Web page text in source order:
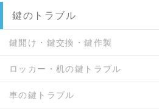
鍵のトラブル
鍵開け・鍵交換・鍵作製
ロッカー・机の鍵トラブル
車の鍵トラブル